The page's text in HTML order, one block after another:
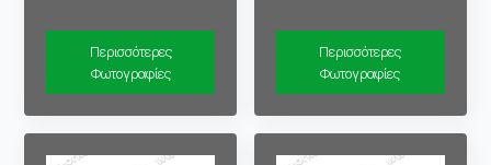
Περισσότερες
Φωτογραφίες
Περισσότερες
Φωτογραφίες